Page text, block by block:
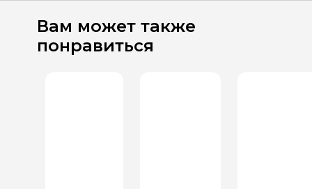
Вам может также
понравиться